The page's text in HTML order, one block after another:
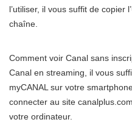
l’utiliser, il vous suffit de copier
chaîne.
Comment voir Canal sans
Canal en streaming, il vous
myCANAL sur votre
connecter au site
votre ordinateur.